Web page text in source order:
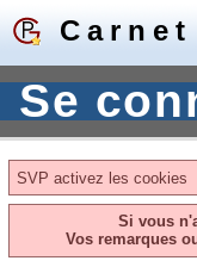
Se
SVP activez les cookies
Si vous
Vos remarques